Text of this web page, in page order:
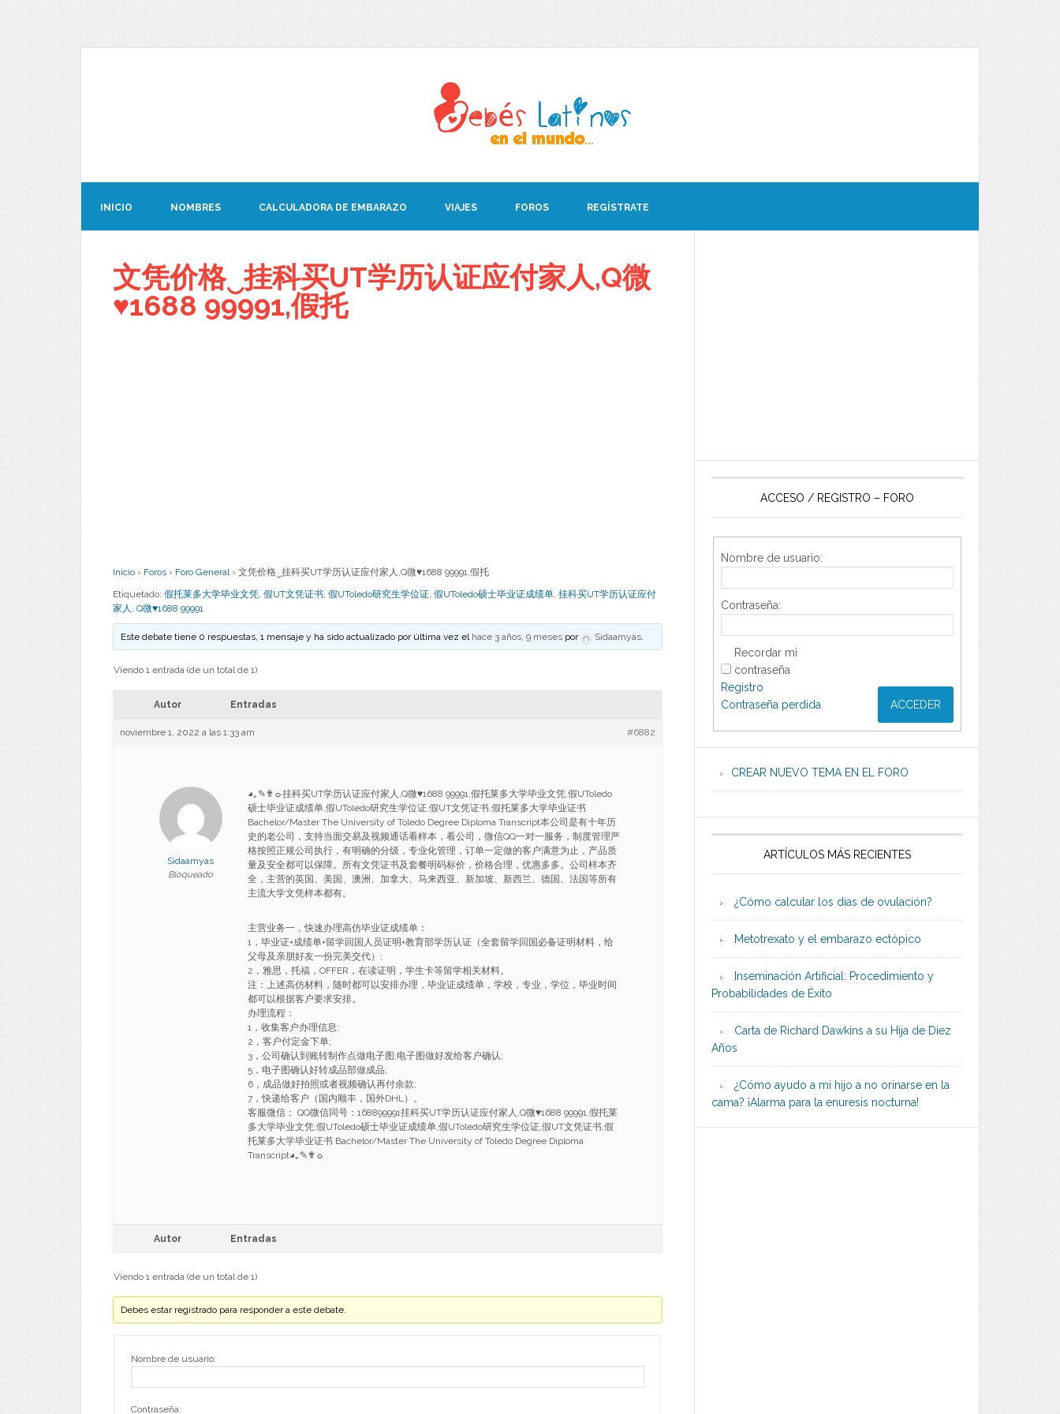
INICIO NOMBRES CALCULADORA DE EMBARAZO VIAJES FOROS REGÍSTRATE
文凭价格‿挂科买UT学历认证应付家人,Q微
♥1688 99991,假托
Inicio › Foros › Foro General › 文凭价格‿挂科买UT学历认证应付家人,Q微♥1688 99991,假托
Etiquetado: 假托莱多大学毕业文凭, 假UT文凭证书, 假UToledo研究生学位证, 假UToledo硕士毕业证成绩单, 挂科买UT学历认证应付
家人 , Q微♥1688 99991
Este debate tiene 0 respuestas, 1 mensaje y ha sido actualizado por última vez el hace 3 años, 9 meses por Sidaamyas.
Viendo 1 entrada (de un total de 1)
Autor Entradas
noviembre 1, 2022 a las 1:33 am #6882
Sidaamyas
Bloqueado
◕｡✎✟☼挂科买UT学历认证应付家人,Q微♥1688 99991,假托莱多大学毕业文凭,假UToledo
硕士毕业证成绩单,假UToledo研究生学位证,假UT文凭证书,假托莱多大学毕业证书
Bachelor/Master The University of Toledo Degree Diploma Transcript本公司是有十年历
史的老公司，支持当面交易及视频通话看样本，看公司，微信QQ一对一服务，制度管理严
格按照正规公司执行，有明确的分级，专业化管理，订单一定做的客户满意为止，产品质
量及安全都可以保障。所有文凭证书及套餐明码标价，价格合理，优惠多多。公司样本齐
全，主营的英国、美国、澳洲、加拿大、马来西亚、新加坡、新西兰、德国、法国等所有
主流大学文凭样本都有。
主营业务一，快速办理高仿毕业证成绩单：
1，毕业证+成绩单+留学回国人员证明+教育部学历认证（全套留学回国必备证明材料，给
父母及亲朋好友一份完美交代）;
2，雅思，托福，OFFER，在读证明，学生卡等留学相关材料。
注：上述高仿材料，随时都可以安排办理，毕业证成绩单，学校，专业，学位，毕业时间
都可以根据客户要求安排。
办理流程：
1，收集客户办理信息;
2，客户付定金下单;
3，公司确认到账转制作点做电子图;电子图做好发给客户确认;
5，电子图确认好转成品部做成品;
6，成品做好拍照或者视频确认再付余款;
7，快递给客户（国内顺丰，国外DHL）。
客服微信： QQ微信同号：168899991挂科买UT学历认证应付家人,Q微♥1688 99991,假托莱
多大学毕业文凭,假UToledo硕士毕业证成绩单,假UToledo研究生学位证,假UT文凭证书,假
托莱多大学毕业证书 Bachelor/Master The University of Toledo Degree Diploma
Transcript◕｡✎✟☼
Autor Entradas
Viendo 1 entrada (de un total de 1)
Debes estar registrado para responder a este debate.
Nombre de usuario:
Contraseña:
ACCESO / REGISTRO – FORO
Nombre de usuario:
Contraseña:
Recordar mi
contraseña
ACCEDER
Registro
Contraseña perdida
CREAR NUEVO TEMA EN EL FORO
ARTÍCULOS MÁS RECIENTES
¿Cómo calcular los días de ovulación?
Metotrexato y el embarazo ectópico
Inseminación Artificial: Procedimiento y
Probabilidades de Éxito
Carta de Richard Dawkins a su Hija de Diez
Años
¿Cómo ayudo a mi hijo a no orinarse en la
cama? ¡Alarma para la enuresis nocturna!